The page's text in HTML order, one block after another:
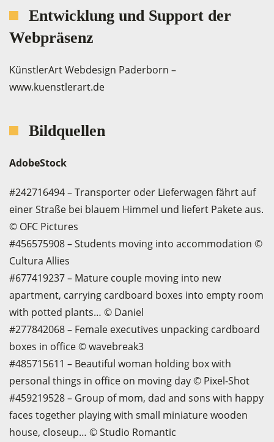
Entwicklung und Support der
Webpräsenz
KünstlerArt Webdesign Paderborn –
www.kuenstlerart.de
Bildquellen
AdobeStock
#242716494 – Transporter oder Lieferwagen fährt auf
einer Straße bei blauem Himmel und liefert Pakete aus.
© OFC Pictures
#456575908 – Students moving into accommodation ©
Cultura Allies
#677419237 – Mature couple moving into new
apartment, carrying cardboard boxes into empty room
with potted plants… © Daniel
#277842068 – Female executives unpacking cardboard
boxes in office © wavebreak3
#485715611 – Beautiful woman holding box with
personal things in office on moving day © Pixel-Shot
#459219528 – Group of mom, dad and sons with happy
faces together playing with small miniature wooden
house, closeup… © Studio Romantic